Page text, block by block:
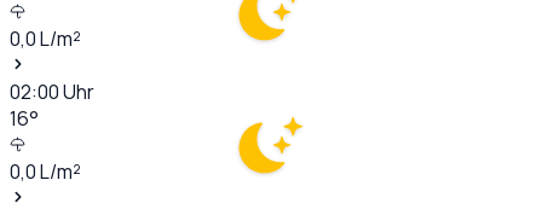
0,0L/m²
02:00Uhr
16°
0,0L/m²